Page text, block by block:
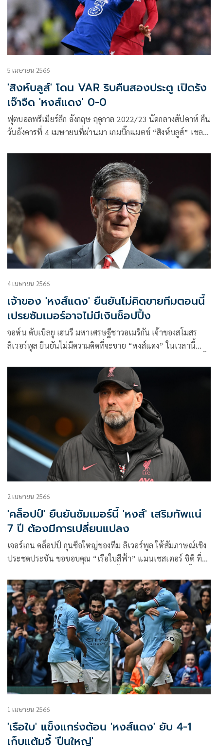
5 เมษายน 2566
'สิงห์บลูส์' โดน VAR ริบคืนสองประตู เปิดรัง
เจ๊าจืด 'หงส์แดง' 0-0
ฟุตบอลพรีเมียร์ลีก อังกฤษ ฤดูกาล 2022/23 นัดกลางสัปดาห์ คืน
วันอังคารที่ 4 เมษายนที่ผ่านมา เกมบิ๊กแมตช์ “สิงห์บลูส์” เชลซี
4 เมษายน 2566
เจ้าของ 'หงส์แดง' ยืนยันไม่คิดขายทีมตอนนี้
เปรยซัมเมอร์อาจไม่มีเงินช็อปปิ้ง
จอห์น ดับเบิลยู เฮนรี มหาเศรษฐีชาวอเมริกัน เจ้าของสโมสร
ลิเวอร์พูล ยืนยันไม่มีความคิดที่จะขาย “หงส์แดง” ในเวลานี้
อีกด้วย แม้ทีมต้องการผู้เล่นหน้าใหม่เข้ามาเติมเต็มโดยเฉพาะ
2 เมษายน 2566
'คล็อปป์' ยืนยันซัมเมอร์นี้ 'หงส์' เสริมทัพแน่
7 ปี ต้องมีการเปลี่ยนแปลง
เจอร์เกน คล็อปป์ กุนซือใหญ่ของทีม ลิเวอร์พูล ให้สัมภาษณ์เชิง
ประชดประชัน ขอขอบคุณ “เรือใบสีฟ้า” แมนเชสเตอร์ ซิตี ที่ยิง
“หงส์แดง” บุกพ่ายทีมแชมป์เก่าขาดลอย 1-4
1 เมษายน 2566
'เรือใบ' แข็งแกร่งต้อน 'หงส์แดง' ยับ 4-1
เก็บแต้มจี้ 'ปืนใหญ่'